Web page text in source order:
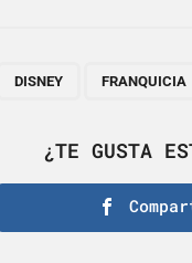
DISNEY FRANQUICIA
¿TE GUSTA